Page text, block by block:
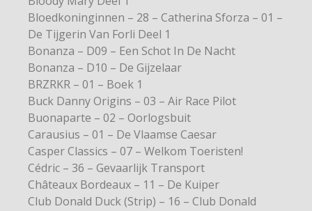
Bloedkoninginnen – 28 – Catherina Sforza – 01 –
De Tijgerin Van Forli Deel 1
Bonanza – D09 – Een Schot In De Nacht
Bonanza – D10 – De Gijzelaar
BRZRKR – 01 – Boek 1
Buck Danny Origins – 03 – Air Race Pilot
Buonaparte – 02 – Oorlogsbuit
Carausius – 01 – De Vlaamse Caesar
Casper Classics – 07 – Welkom Toeristen!
Cédric – 36 – Gevaarlijk Transport
Châteaux Bordeaux – 11 – De Kuiper
Club Donald Duck (Strip) – 16 – Club Donald